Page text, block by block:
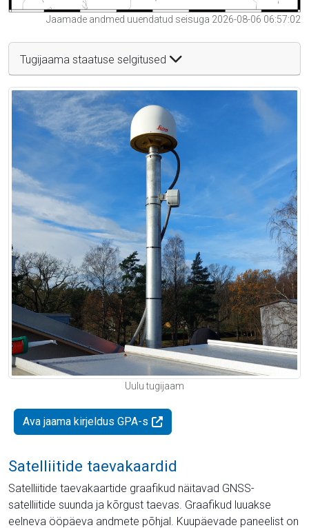
Jaamade andmed uuendatud seisuga 2026-08-06 06:57:02
Tugijaama staatuse selgitused
Uulu tugijaam
Ava jaama kirjeldus GPA-s
Satelliitide taevakaardid
Satelliitide taevakaartide graafikud näitavad GNSS-
satelliitide suunda ja kõrgust taevas. Graafikud luuakse
eelneva ööpäeva andmete põhjal. Kuupäevade paneelist on